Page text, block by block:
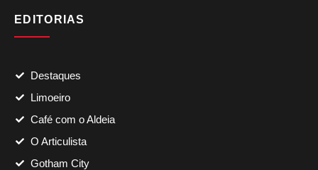
EDITORIAS
Destaques
Limoeiro
Café com o Aldeia
O Articulista
Gotham City